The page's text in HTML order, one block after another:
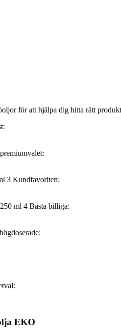
för att hjälpa dig hitta rätt
3 Kundfavoriten:
4 Bästa billiga:
EKO